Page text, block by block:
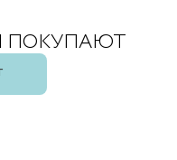
ПОКУПАЮТ